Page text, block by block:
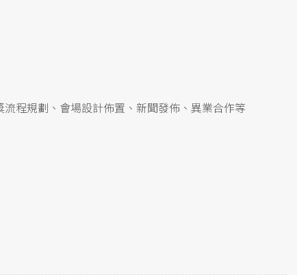
程規劃、會場設計佈置、新聞發佈、異業合作等